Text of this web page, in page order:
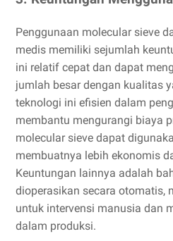
Penggunaan molecular sieve
medis memiliki sejumlah
ini relatif cepat dan dapat
jumlah besar dengan kualitas
teknologi ini efisien dalam
membantu mengurangi biaya
molecular sieve dapat
membuatnya lebih ekonomis
Keuntungan lainnya adalah
dioperasikan secara otomatis,
untuk intervensi manusia dan
dalam produksi.